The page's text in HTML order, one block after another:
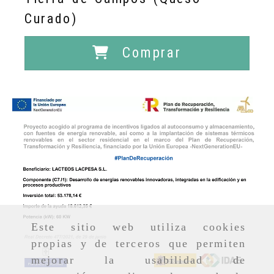
Este sitio web utiliza cookies
propias y de terceros que permiten
mejorar la usabilidad de
Curado)
Comprar